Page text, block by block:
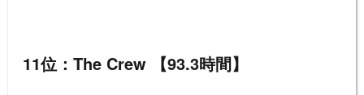
11位：The Crew 【93.3時間】